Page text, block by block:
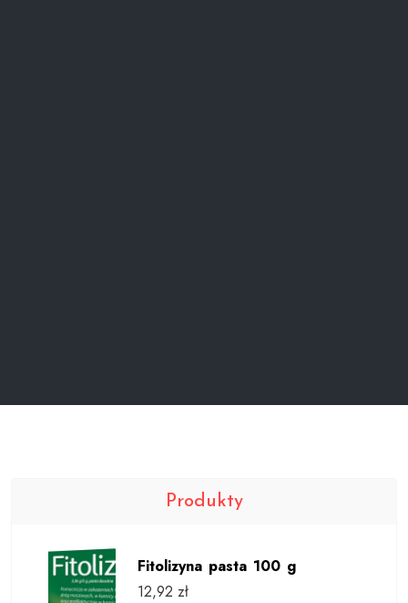
Produkty
Fitolizyna pasta 100 g
12,92 zł